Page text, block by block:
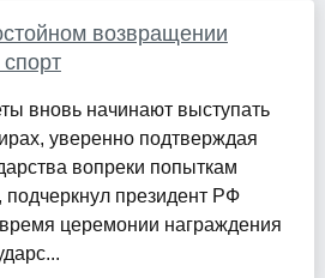
возвращении
вновь начинают выступать
уверенно подтверждая
вопреки попыткам
подчеркнул президент РФ
церемонии награждения